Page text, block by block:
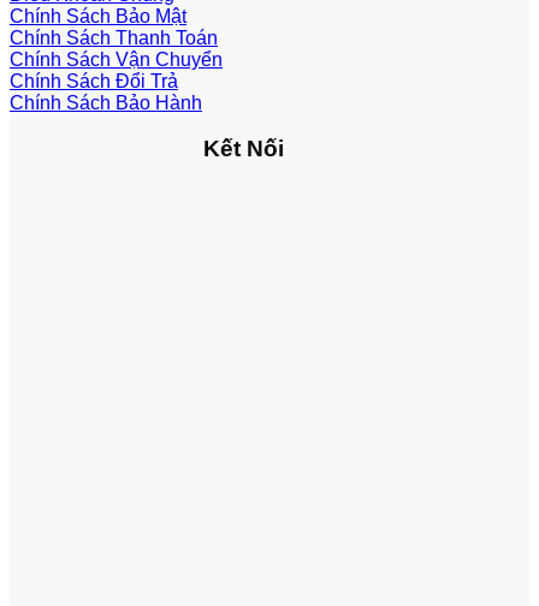
Chính Sách Bảo Mật
Chính Sách Thanh Toán
Chính Sách Vận Chuyển
Chính Sách Đổi Trả
Chính Sách Bảo Hành
Kết Nối